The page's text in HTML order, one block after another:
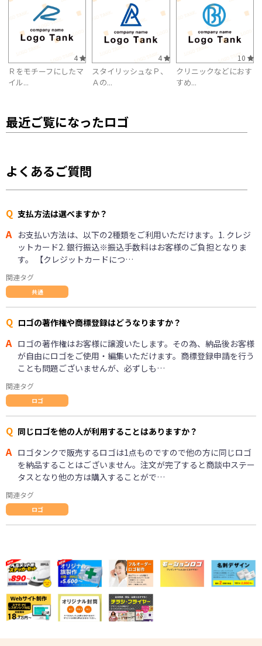
4
Ｒをモチーフにしたマ
イル...
4
スタイリッシュなＰ、
Ａの...
10
クリニックなどにおす
すめ...
最近ご覧になったロゴ
よくあるご質問
Q 支払方法は選べますか？
A お支払い方法は、以下の2種類をご利用いただけます。1. クレジ
ットカード2. 銀行振込※振込手数料はお客様のご負担となりま
す。 【クレジットカードにつ…
関連タグ
共通
Q ロゴの著作権や商標登録はどうなりますか？
A ロゴの著作権はお客様に譲渡いたします。その為、納品後お客様
が自由にロゴをご使用・編集いただけます。商標登録申請を行う
ことも問題ございませんが、必ずしも…
関連タグ
ロゴ
Q 同じロゴを他の人が利用することはありますか？
A ロゴタンクで販売するロゴは1点ものですので他の方に同じロゴ
を納品することはございません。注文が完了すると商談中ステー
タスとなり他の方は購入することがで…
関連タグ
ロゴ